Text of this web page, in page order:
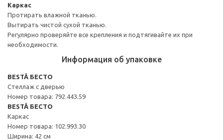
Каркас
Протирать влажной тканью.
Вытирать чистой сухой тканью.
Регулярно проверяйте все крепления и подтягивайте их при
необходимости.
Информация об упаковке
BESTÅ БЕСТО
Стеллаж с дверью
Номер товара: 792.443.59
BESTÅ БЕСТО
Каркас
Номер товара: 102.993.30
Ширина: 42 см